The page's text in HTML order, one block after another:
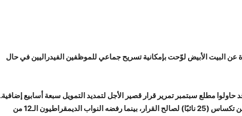
عن البيت الأبيض لوّحت بإمكانية تسريح جماعي للموظفين الفيدراليين في حال
مطلع سبتمبر تمرير قرار قصير الأجل لتمديد التمويل سبعة أسابيع إضافية.
وصوّت جميع النواب الجمهوريين من تكساس (25 نائبًا) لصالح القرار، بينما رفضه النواب الديمقراطيون الـ12 من